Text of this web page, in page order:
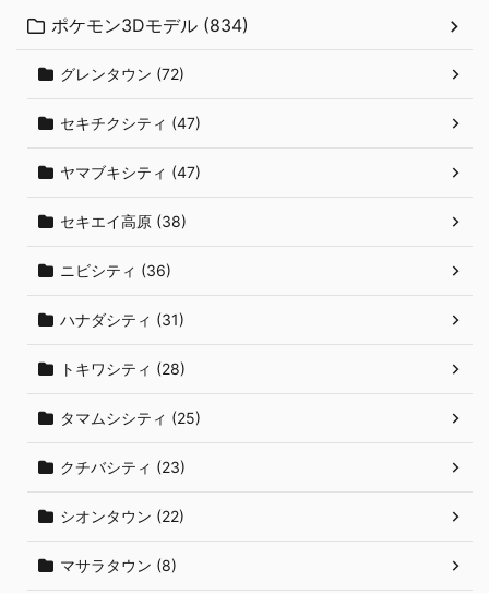
ポケモン3Dモデル (834)
グレンタウン (72)
セキチクシティ (47)
ヤマブキシティ (47)
セキエイ高原 (38)
ニビシティ (36)
ハナダシティ (31)
トキワシティ (28)
タマムシシティ (25)
クチバシティ (23)
シオンタウン (22)
マサラタウン (8)